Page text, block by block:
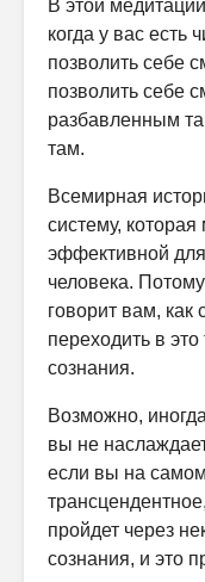
В этой
когда у вас есть
позволить себе
позволить себе
разбавленным
там.
Всемирная
систему,
эффективной
человека.
говорит вам, как
переходить в
сознания.
Возможно,
вы не
если вы на
пройдет через
сознания, и это